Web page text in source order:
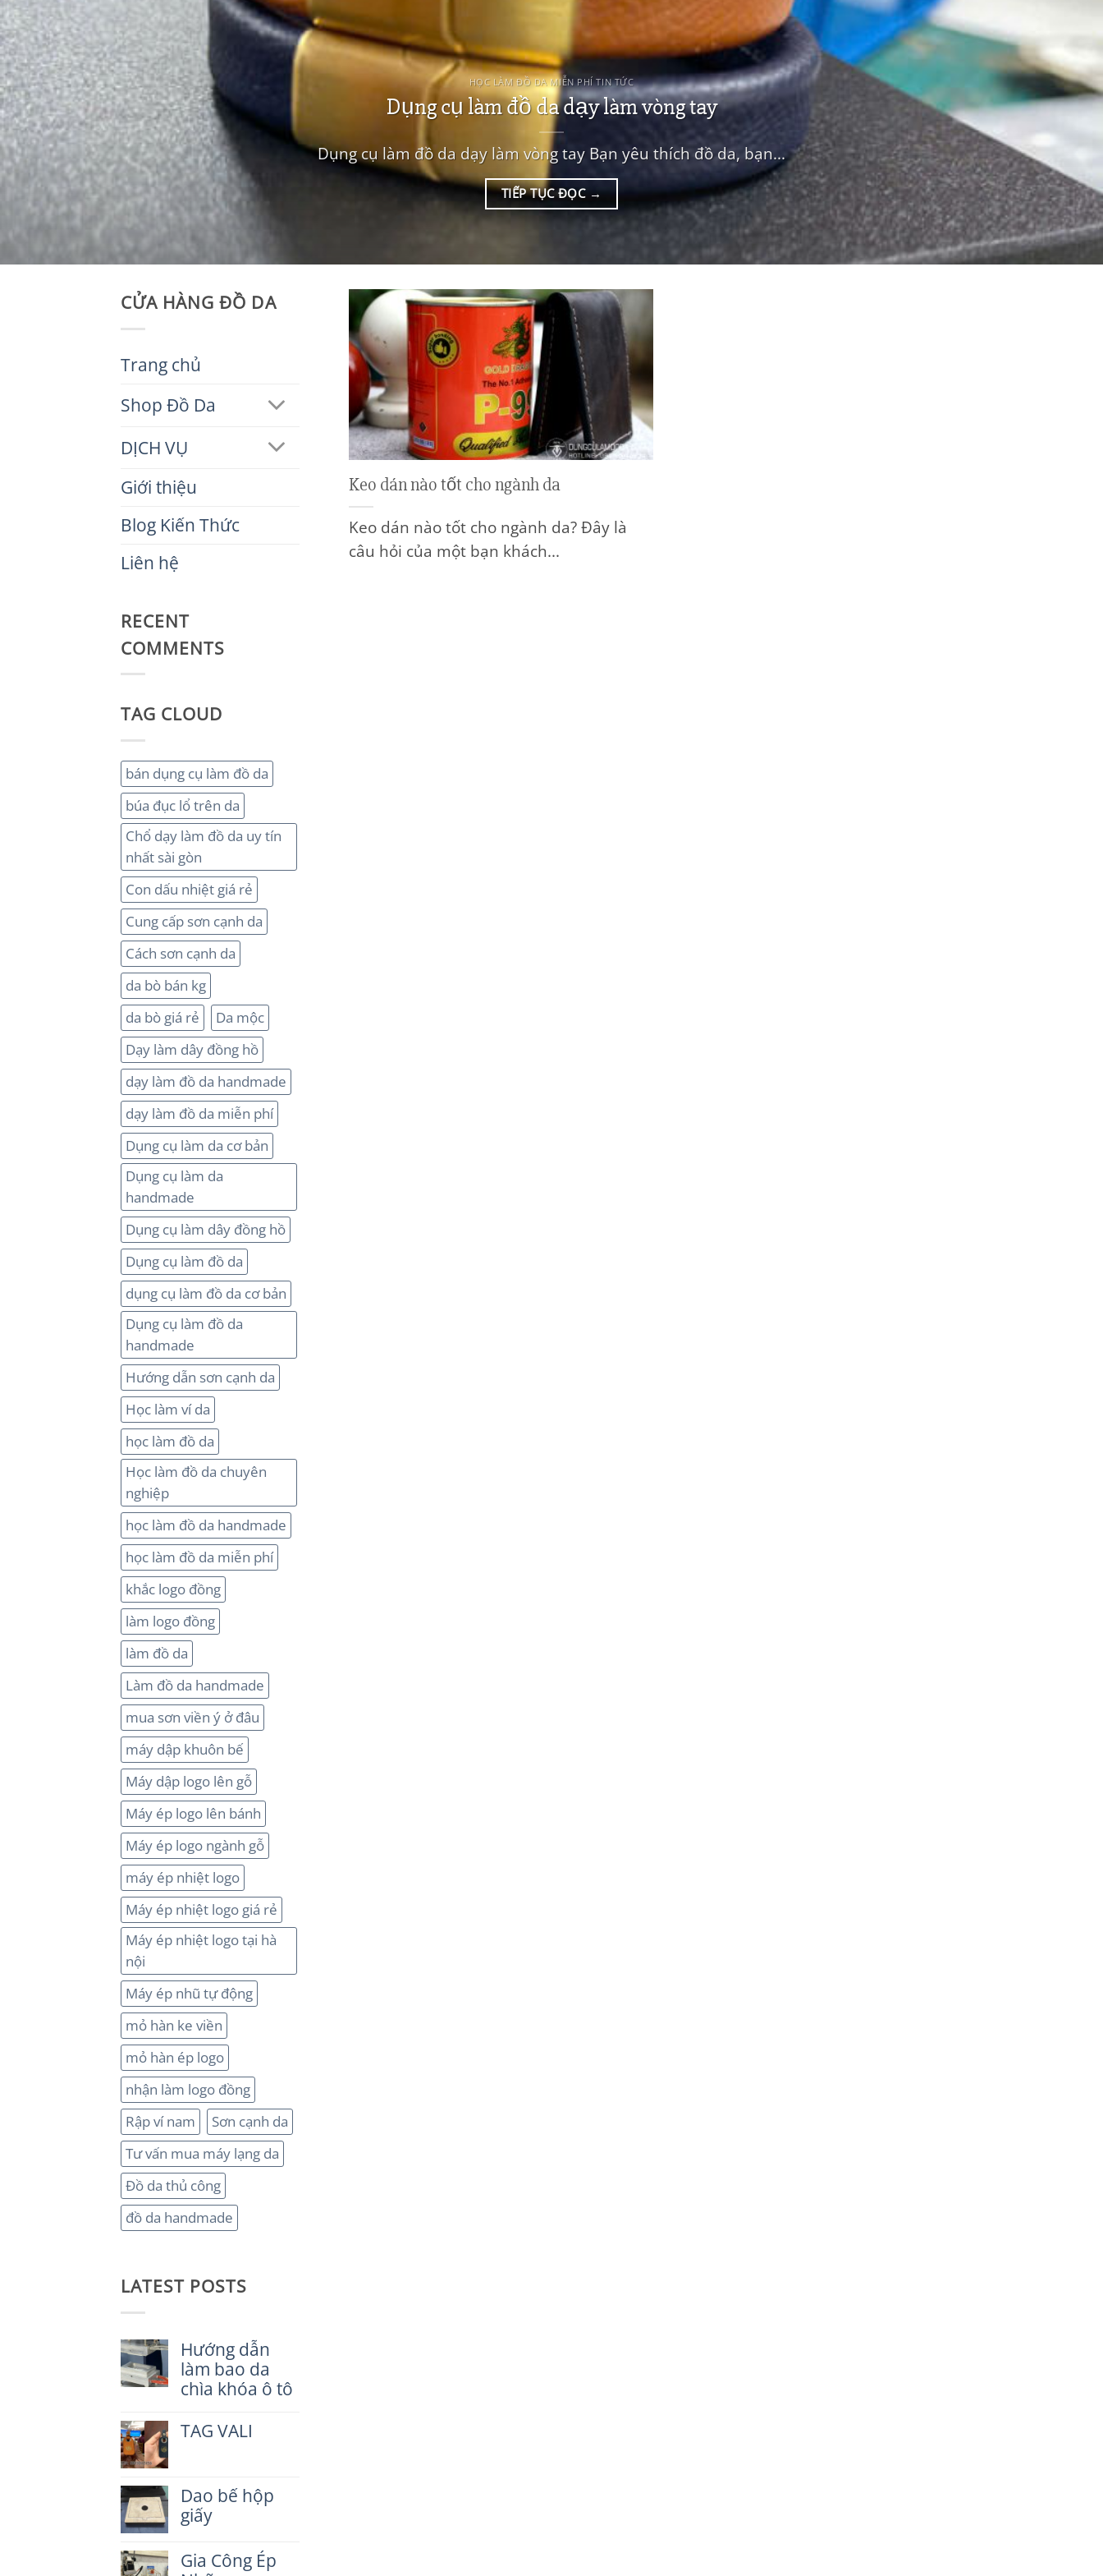
HỌC LÀM ĐỒ DA MIỄN PHÍ TIN TỨC
Dụng cụ làm đồ da dạy làm vòng tay
Dụng cụ làm đồ da dạy làm vòng tay Bạn yêu thích đồ da, bạn...
TIẾP TỤC ĐỌC→
CỬA HÀNG ĐỒ DA
Trang chủ
Shop Đồ Da
DỊCH VỤ
Giới thiệu
Blog Kiến Thức
Liên hệ
RECENT
COMMENTS
TAG CLOUD
bán dụng cụ làm đồ da
búa đục lổ trên da
Chổ dạy làm đồ da uy tín
nhất sài gòn
Con dấu nhiệt giá rẻ
Cung cấp sơn cạnh da
Cách sơn cạnh da
da bò bán kg
da bò giá rẻ
Da mộc
Dạy làm dây đồng hồ
dạy làm đồ da handmade
dạy làm đồ da miễn phí
Dụng cụ làm da cơ bản
Dụng cụ làm da
handmade
Dụng cụ làm dây đồng hồ
Dụng cụ làm đồ da
dụng cụ làm đồ da cơ bản
Dụng cụ làm đồ da
handmade
Hướng dẫn sơn cạnh da
Học làm ví da
học làm đồ da
Học làm đồ da chuyên
nghiệp
học làm đồ da handmade
học làm đồ da miễn phí
khắc logo đồng
làm logo đồng
làm đồ da
Làm đồ da handmade
mua sơn viền ý ở đâu
máy dập khuôn bế
Máy dập logo lên gỗ
Máy ép logo lên bánh
Máy ép logo ngành gỗ
máy ép nhiệt logo
Máy ép nhiệt logo giá rẻ
Máy ép nhiệt logo tại hà
nội
Máy ép nhũ tự động
mỏ hàn ke viền
mỏ hàn ép logo
nhận làm logo đồng
Rập ví nam
Sơn cạnh da
Tư vấn mua máy lạng da
Đồ da thủ công
đồ da handmade
LATEST POSTS
Hướng dẫn
làm bao da
chìa khóa ô tô
có
bình
dẫn
làm
bao
khóa
TAG VALI
luận
ở
TAG
Dao bế hộp
giấy
bình
Gia Công Ép
Keo dán nào tốt cho ngành da
Keo dán nào tốt cho ngành da? Đây là
câu hỏi của một bạn khách...